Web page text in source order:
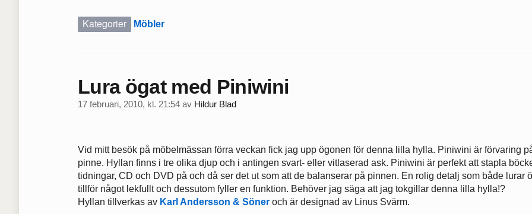
Kategorier Möbler
Lura ögat med Piniwini
17 februari, 2010, kl. 21:54 av Hildur Blad
Vid mitt besök på möbelmässan förra veckan fick jag upp ögonen för denna lilla hylla. Piniwini är förvaring
pinne. Hyllan finns i tre olika djup och i antingen svart- eller vitlaserad ask. Piniwini är perfekt att stapla
tidningar, CD och DVD på och då ser det ut som att de balanserar på pinnen. En rolig detalj som både lurar
tillför något lekfullt och dessutom fyller en funktion. Behöver jag säga att jag tokgillar denna lilla hylla!?
Hyllan tillverkas av Karl Andersson & Söner och är designad av Linus Svärm.